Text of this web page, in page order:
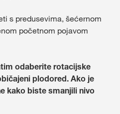
s predusevima, šećernom
početnom pojavom
odaberite rotacijske
plodored. Ako je
kako biste smanjili nivo